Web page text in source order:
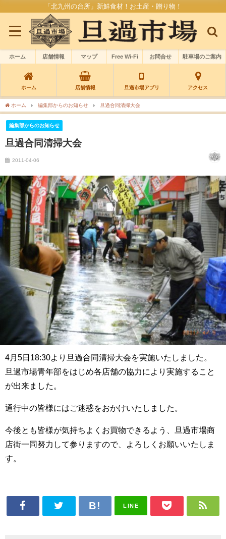
「北九州の台所」新鮮食材！お土産・贈り物！
ホーム 店舗情報 マップ Free Wi-Fi お問合せ 駐車場のご案内
ホーム 店舗情報 旦過市場アプリ アクセス
ホーム 編集部からのお知らせ 旦過合同清掃大会
編集部からのお知らせ
旦過合同清掃大会
2011-04-06
4月5日18:30より旦過合同清掃大会を実施いたしました。
旦過市場青年部をはじめ各店舗の協力により実施すること
が出来ました。
通行中の皆様にはご迷惑をおかけいたしました。
今後とも皆様が気持ちよくお買物できるよう、旦過市場商
店街一同努力して参りますので、よろしくお願いいたしま
す。
LINE